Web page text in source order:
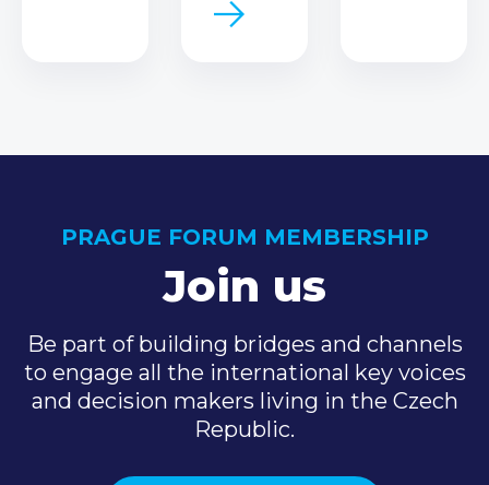
PRAGUE FORUM MEMBERSHIP
Join us
Be part of building bridges and channels
to engage all the international key voices
and decision makers living in the Czech
Republic.